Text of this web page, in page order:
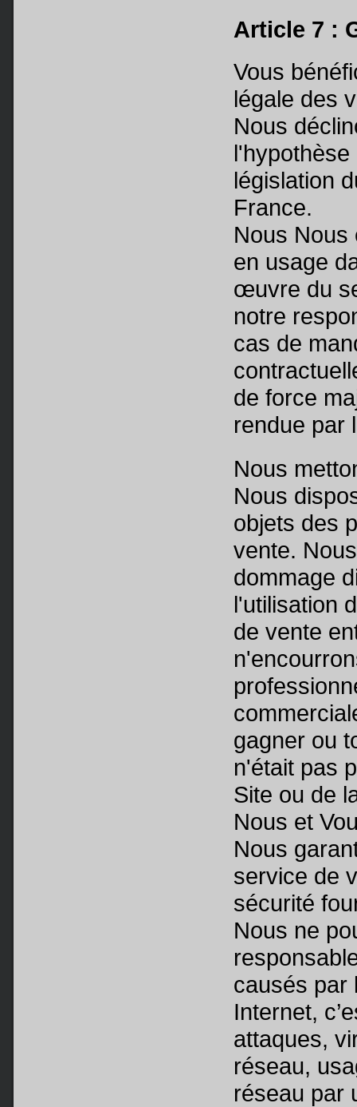
Article 7 :
Vous
légale des
Nous
législation
France.
Nous Nous
en usage
œuvre du
notre
cas de
de force
rendue par
Nous
Nous
objets des
vente.
dommage
l'utilisation
de vente
gagner ou
n'était pas
Site ou de
Nous et
Nous
service de
sécurité
Nous ne
causés par
Internet,
attaques,
réseau,
réseau par